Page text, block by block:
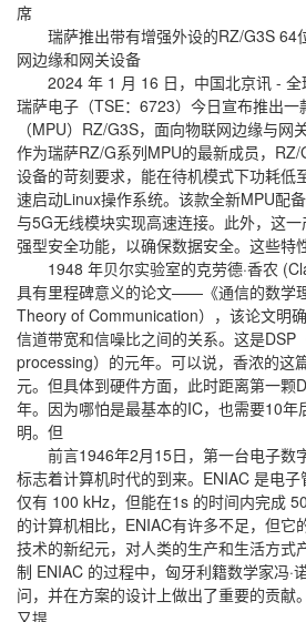
席
瑞萨推出带有增强外设的RZ/G3S 64
网边缘和网关设备
2024 年 1 月 16 日，中国北京讯 - 全
瑞萨电子（TSE：6723）今日宣布推出
（MPU）RZ/G3S，面向物联网边缘与网
作为瑞萨RZ/G系列MPU的最新成员，
设备的苛刻要求，能在待机模式下功耗低
速启动Linux操作系统。该款全新MPU配
与5G无线模块实现高速连接。此外，这
强型安全功能，以确保数据安全。这些特
1948 年贝尔实验室的克劳德·香农
具有里程碑意义的论文——《通信的数学
Theory of Communication），该论文明
信道带宽和信噪比之间的关系。这是DSP
processing）的元年。可以说，香浓的这
元。但具体到硬件方面，此时距离第一颗
年。因为哪怕是最基本的IC，也需要10年
明。但
前言1946年2月15日，第一台电子数
标志着计算机时代的到来。ENIAC 是电
仅有 100 kHz，但能在1s 的时间内完成
的计算机相比，ENIAC有许多不足，但它
技术的新纪元，对人类的生产和生活方式
制 ENIAC 的过程中，匈牙利籍数学家冯·
问，并在方案的设计上做出了重要的贡献
又提